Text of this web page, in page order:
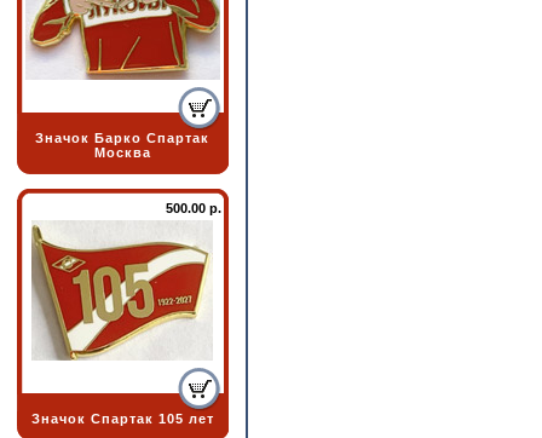
Значок Барко Спартак
Москва
500.00 р.
Значок Спартак 105 лет